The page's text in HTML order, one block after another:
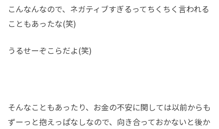
こんなんなので、ネガティブすぎるってちくちく言われる
こともあったな(笑)
うるせーぞこらだよ(笑)
そんなこともあったり、お金の不安に関しては以前からも
ずーっと抱えっぱなしなので、向き合っておかないと後か